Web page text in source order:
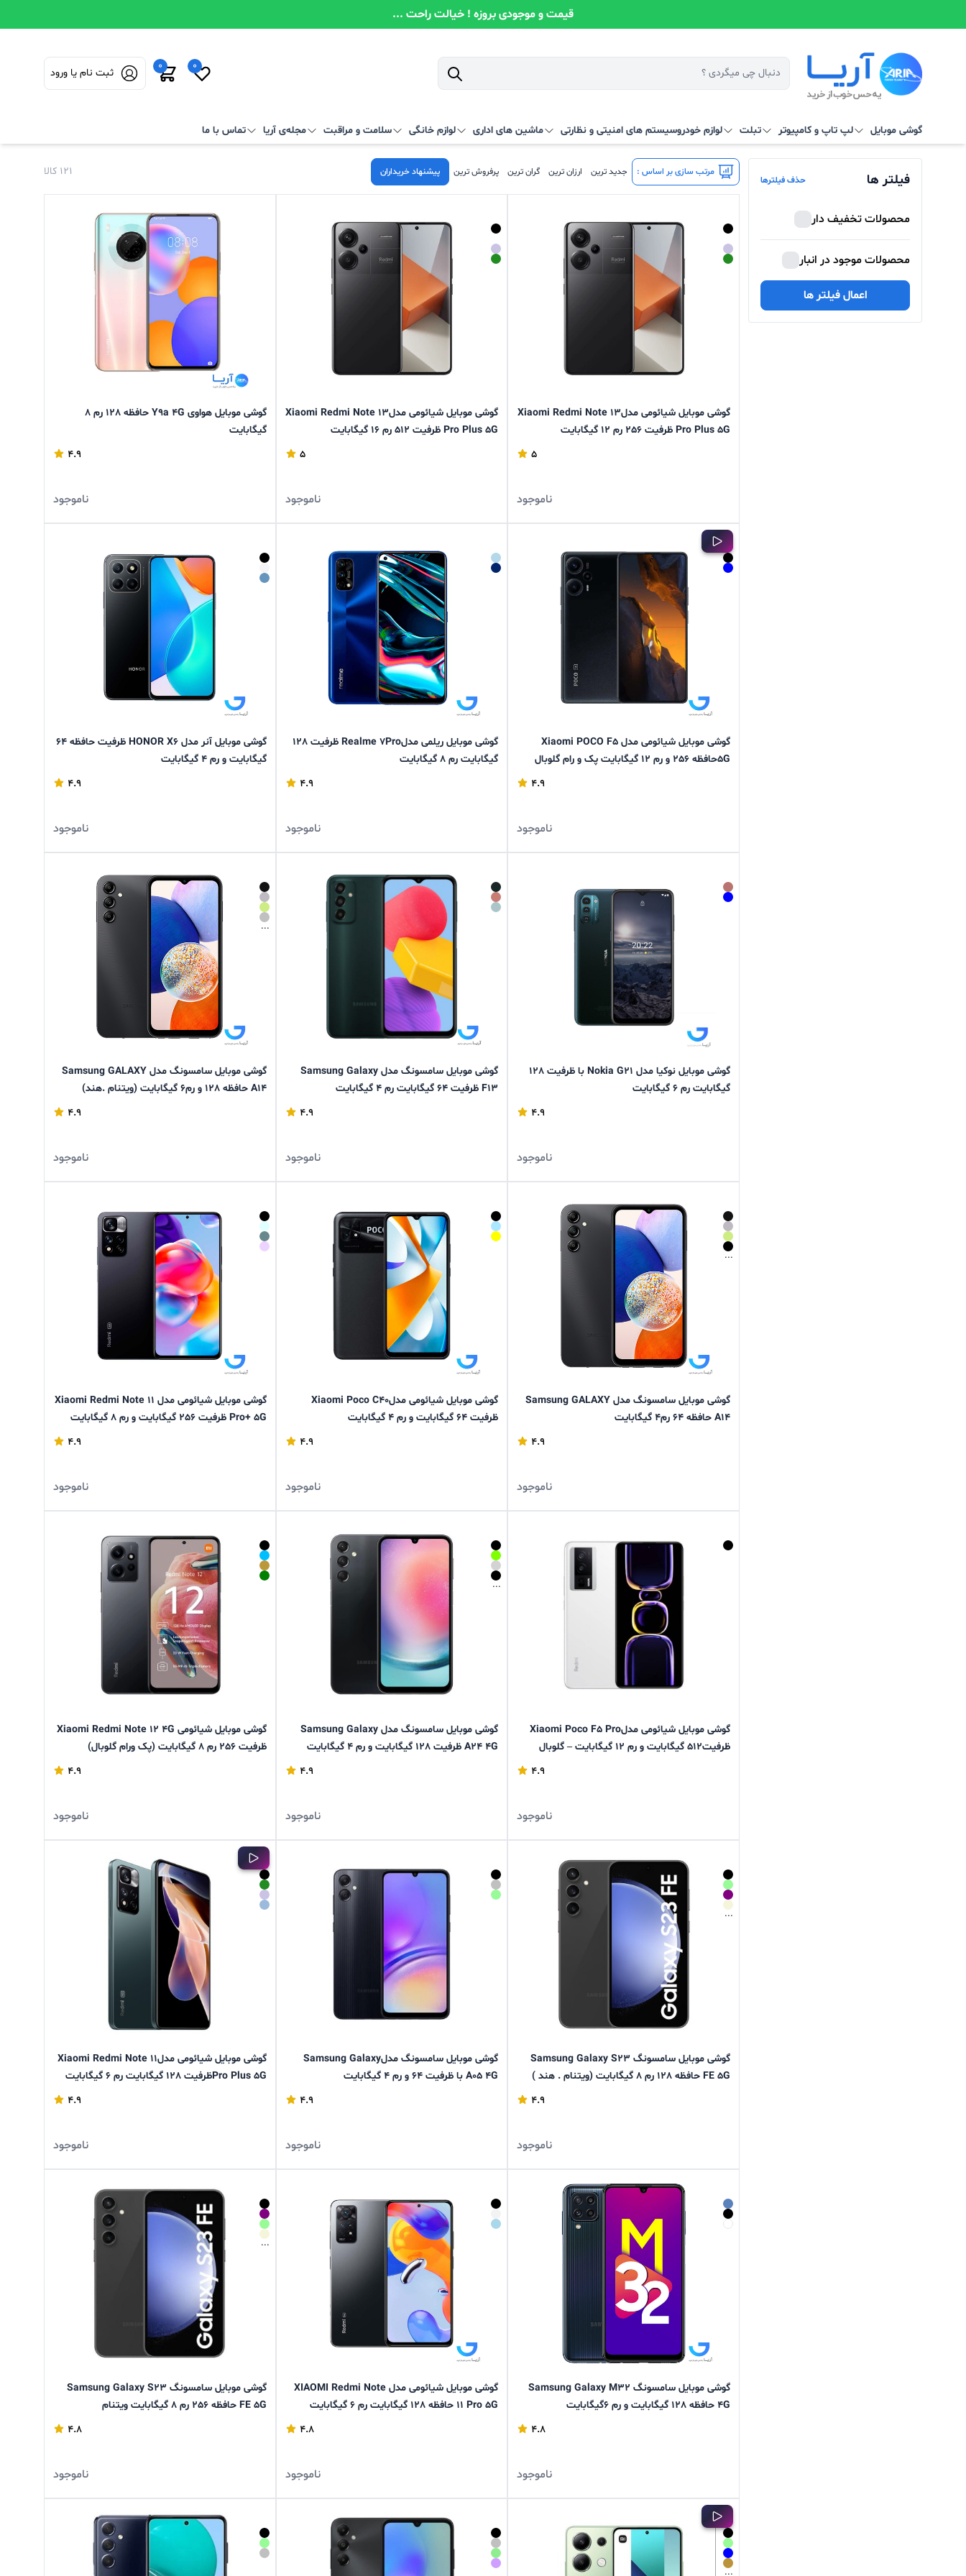
قیمت و موجودی بروزه ! خیالت راحت ...
0
0
ثبت نام یا ورود
گوشی موبایل لپ تاپ و کامپیوتر تبلت لوازم خودروسیستم‌ های امنیتی و نظارتی ماشین های اداری لوازم خانگی سلامت و مراقبت مجله‌ی آریا تماس با ما
فیلتر ها حذف فیلترها
محصولات تخفیف دار
محصولات موجود در انبار
اعمال فیلتر ها
مرتب سازی بر اساس : جدید ترین ارزان ترین گران ترین پرفروش ترین پیشنهاد خریداران 121 کالا
گوشی موبایل شیائومی مدلXiaomi Redmi Note 13
Pro Plus 5G ظرفیت 256 رم 12 گیگابایت
5
ناموجود
گوشی موبایل شیائومی مدلXiaomi Redmi Note 13
Pro Plus 5G ظرفیت 512 رم 16 گیگابایت
5
ناموجود
گوشی موبایل هواوی Y9a 4G حافظه 128 رم 8
گیگابایت
4.9
ناموجود
گوشی موبایل شیائومی مدل Xiaomi POCO F5
5Gحافظه 256 و رم 12 گیگابایت پک و رام گلوبال
4.9
ناموجود
گوشی موبایل ریلمی مدلRealme 7Pro ظرفیت 128
گیگابایت رم 8 گیگابایت
4.9
ناموجود
گوشی موبایل آنر مدل HONOR X6 ظرفیت حافظه 64
گیگابایت و رم 4 گیگابایت
4.9
ناموجود
گوشی موبایل نوکیا مدل Nokia G21 با ظرفیت 128
گیگابایت رم 6 گیگابایت
4.9
ناموجود
گوشی موبایل سامسونگ مدل Samsung Galaxy
F13 ظرفیت 64 گیگابایت رم 4 گیگابایت
4.9
ناموجود
...
گوشی موبایل سامسونگ مدل Samsung GALAXY
A14 حافظه 128 و رم6 گیگابایت (ویتنام .هند)
4.9
ناموجود
...
گوشی موبایل سامسونگ مدل Samsung GALAXY
A14 حافظه 64 رم4 گیگابایت
4.9
ناموجود
گوشی موبایل شیائومی مدلXiaomi Poco C40
ظرفیت 64 گیگابایت و رم 4 گیگابایت
4.9
ناموجود
گوشی موبایل شیائومی مدل Xiaomi Redmi Note 11
Pro+ 5G ظرفیت 256 گیگابایت و رم 8 گیگابایت
4.9
ناموجود
گوشی موبایل شیائومی مدلXiaomi Poco F5 Pro
ظرفیت512 گیگابایت و رم 12 گیگابایت – گلوبال
4.9
ناموجود
...
گوشی موبایل سامسونگ مدل Samsung Galaxy
A24 4G ظرفیت 128 گیگابایت و رم 4 گیگابایت
4.9
ناموجود
گوشی موبایل شیائومی Xiaomi Redmi Note 12 4G
ظرفیت 256 رم 8 گیگابایت (پک ورام گلوبال)
4.9
ناموجود
...
گوشی موبایل سامسونگ Samsung Galaxy S23
FE 5G حافظه 128 رم 8 گیگابایت (ویتنام . هند )
4.9
ناموجود
گوشی موبایل سامسونگ مدلSamsung Galaxy
A05 4G با ظرفیت 64 و رم 4 گیگابایت
4.9
ناموجود
گوشی موبایل شیائومی مدلXiaomi Redmi Note 11
Pro Plus 5Gظرفیت 128 گیگابایت رم 6 گیگابایت
4.9
ناموجود
گوشی موبایل سامسونگ Samsung Galaxy M32
4G حافظه 128 گیگابایت و رم 6گیگابایت
4.8
ناموجود
گوشی موبایل شیائومی مدل XIAOMI Redmi Note
11 Pro 5G حافظه 128 گیگابایت رم 6 گیگابایت
4.8
ناموجود
...
گوشی موبایل سامسونگ Samsung Galaxy S23
FE 5G حافظه 256 رم 8 گیگابایت ویتنام
4.8
ناموجود
...